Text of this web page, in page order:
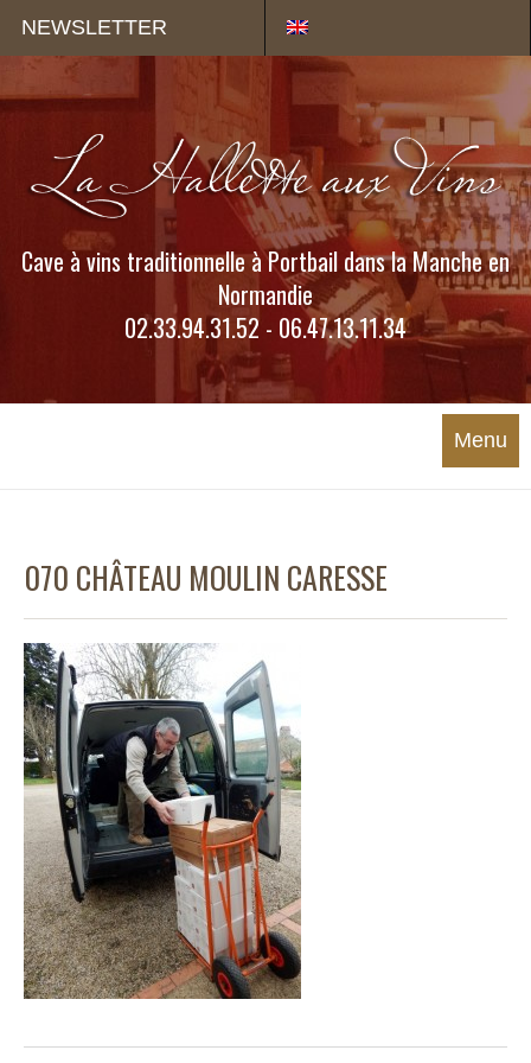
NEWSLETTER
Cave à vins traditionnelle à Portbail dans la Manche en
Normandie
02.33.94.31.52 - 06.47.13.11.34
Menu
070 CHÂTEAU MOULIN CARESSE
Panneau de gestion des cookies